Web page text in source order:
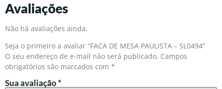
Avaliações
Não há avaliações ainda.
Seja o primeiro a avaliar “FACA DE MESA PAULISTA – SL0494”
O seu endereço de e-mail não será publicado. Campos
obrigatórios são marcados com *
Sua avaliação*